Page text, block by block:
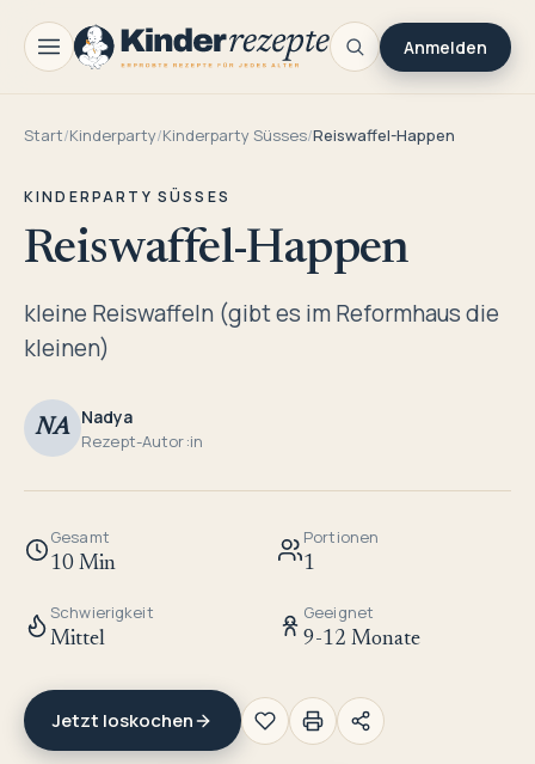
Anmelden
Start/Kinderparty/Kinderparty Süsses/Reiswaffel-Happen
KINDERPARTY SÜSSES
Reiswaffel-Happen
kleine Reiswaffeln (gibt es im Reformhaus die
kleinen)
NA Nadya
Rezept-Autor:in
Gesamt
10 Min
Portionen
1
Schwierigkeit
Mittel
Geeignet
9-12 Monate
Jetzt loskochen